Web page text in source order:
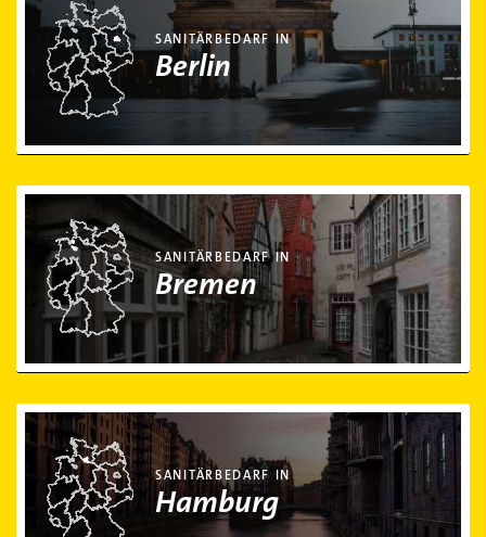
SANITÄRBEDARF IN
Berlin
SANITÄRBEDARF IN
Bremen
Sanitärbedarf in Bremen
SANITÄRBEDARF IN
Hamburg
Sanitärbedarf in Hamburg